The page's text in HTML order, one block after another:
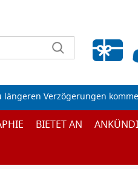
Wunschliste leeren
Verzögerungen
BIETET AN